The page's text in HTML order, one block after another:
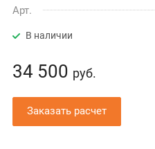
Арт.
В наличии
34 500 руб.
Заказать расчет